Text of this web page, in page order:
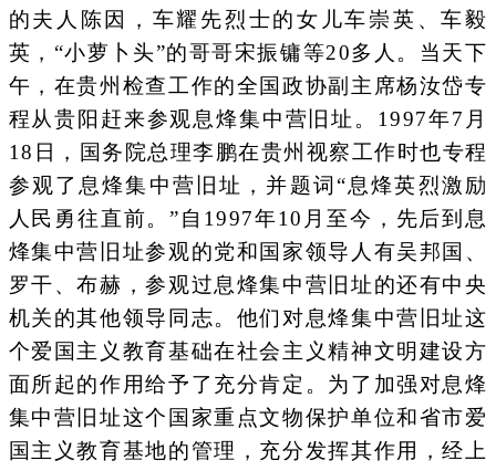
的夫人陈因，车耀先烈士的女儿车崇英、车毅
英，“小萝卜头”的哥哥宋振镛等20多人。当天下
午，在贵州检查工作的全国政协副主席杨汝岱专
程从贵阳赶来参观息烽集中营旧址。1997年7月
18日，国务院总理李鹏在贵州视察工作时也专程
参观了息烽集中营旧址，并题词“息烽英烈激励
人民勇往直前。”自1997年10月至今，先后到息
烽集中营旧址参观的党和国家领导人有吴邦国、
罗干、布赫，参观过息烽集中营旧址的还有中央
机关的其他领导同志。他们对息烽集中营旧址这
个爱国主义教育基础在社会主义精神文明建设方
面所起的作用给予了充分肯定。为了加强对息烽
集中营旧址这个国家重点文物保护单位和省市爱
国主义教育基地的管理，充分发挥其作用，经上